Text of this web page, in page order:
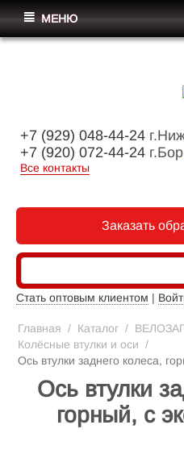
+7 (929) 048-44-24
+7 (920) 072-44-24 г.Бор
Все контакты
Заказать
Стать оптовым клиентом |
МЕНЮ
Главная / Каталог /
Колёсные втулки и оси /
Ось втулки заднего колеса,
Ось втулки
горный, с